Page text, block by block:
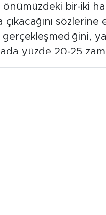
bir-iki
sözlerine
yüzde 20-25